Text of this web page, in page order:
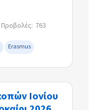
Προβολές: 763
Erasmus
Ιονίου